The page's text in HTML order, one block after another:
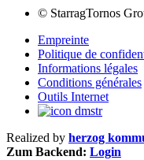
© StarragTornos
Empreinte
Politique de
Informations légales
Conditions générales
Outils Internet
Realized by herzog
Zum Backend: Login